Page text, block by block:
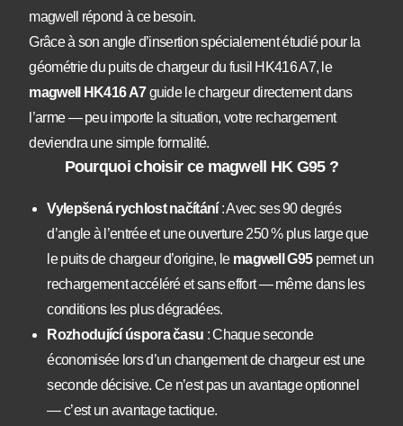
magwell répond à ce besoin.
Grâce à son angle d’insertion spécialement étudié pour la
géométrie du puits de chargeur du fusil HK416 A7, le
magwell HK416 A7guide le chargeur directement dans
l’arme — peu importe la situation, votre rechargement
deviendra une simple formalité.
Pourquoi choisir ce magwell HK G95 ?
Vylepšená rychlost načítání: Avec ses 90 degrés
d’angle à l’entrée et une ouverture 250 % plus large que
le puits de chargeur d’origine, le magwell G95permet un
rechargement accéléré et sans effort — même dans les
conditions les plus dégradées.
Rozhodující úspora času : Chaque seconde
économisée lors d’un changement de chargeur est une
seconde décisive. Ce n’est pas un avantage optionnel
— c’est un avantage tactique.